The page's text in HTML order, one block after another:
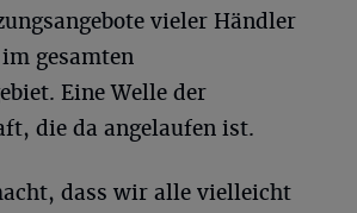
vieler Händler
gesamten
Eine Welle der
die da angelaufen ist.
dass wir alle vielleicht